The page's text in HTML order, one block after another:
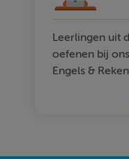
Leerlingen uit
oefenen bij
Engels &